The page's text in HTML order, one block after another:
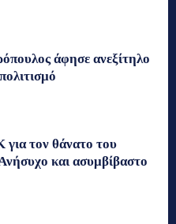
άφησε ανεξίτηλο
τον θάνατο του
και ασυμβίβαστο